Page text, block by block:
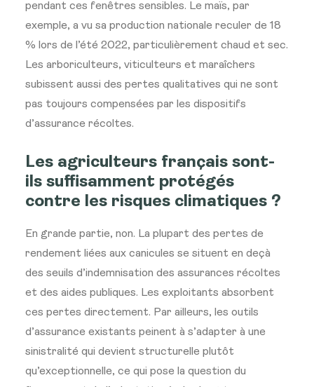
pendant ces fenêtres sensibles. Le maïs, par
exemple, a vu sa production nationale reculer de 18
% lors de l’été 2022, particulièrement chaud et sec.
Les arboriculteurs, viticulteurs et maraîchers
subissent aussi des pertes qualitatives qui ne sont
pas toujours compensées par les dispositifs
d’assurance récoltes.
Les agriculteurs français sont-
ils suffisamment protégés
contre les risques climatiques ?
En grande partie, non. La plupart des pertes de
rendement liées aux canicules se situent en deçà
des seuils d’indemnisation des assurances récoltes
et des aides publiques. Les exploitants absorbent
ces pertes directement. Par ailleurs, les outils
d’assurance existants peinent à s’adapter à une
sinistralité qui devient structurelle plutôt
qu’exceptionnelle, ce qui pose la question du